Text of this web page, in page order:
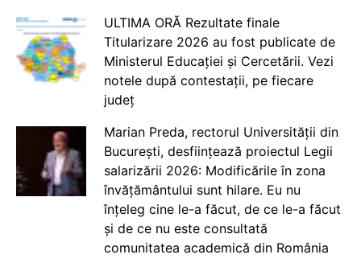
ULTIMA ORĂ Rezultate finale
Titularizare 2026 au fost publicate de
Ministerul Educației și Cercetării. Vezi
notele după contestații, pe fiecare
județ
Marian Preda, rectorul Universității din
București, desființează proiectul Legii
salarizării 2026: Modificările în zona
învățământului sunt hilare. Eu nu
înțeleg cine le-a făcut, de ce le-a făcut
și de ce nu este consultată
comunitatea academică din România